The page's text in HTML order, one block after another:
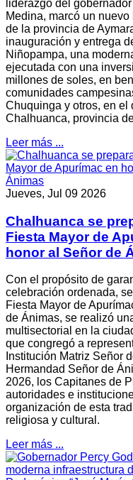
liderazgo del
Medina, marcó un
de la provincia de
inauguración y entrega
Niñopampa, una
ejecutada con una
millones de soles, en
comunidades
Chuquinga y otros, en el
Chalhuanca, provincia
Leer más ...
Jueves, Jul 09 2026
Chalhuanca se
Fiesta Mayor de
honor al Señor de
Con el propósito de
celebración ordenada,
Fiesta Mayor de
de Ánimas, se realizó
multisectorial en la
que congregó a
Institución Matriz Señor
Hermandad Señor de
2026, los Capitanes de
autoridades e
organización de esta
religiosa y cultural.
Leer más ...